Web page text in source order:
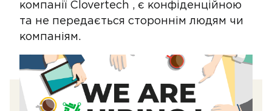
компанії Clovertech , є конфіденційною
та не передається стороннім людям чи
компаніям.